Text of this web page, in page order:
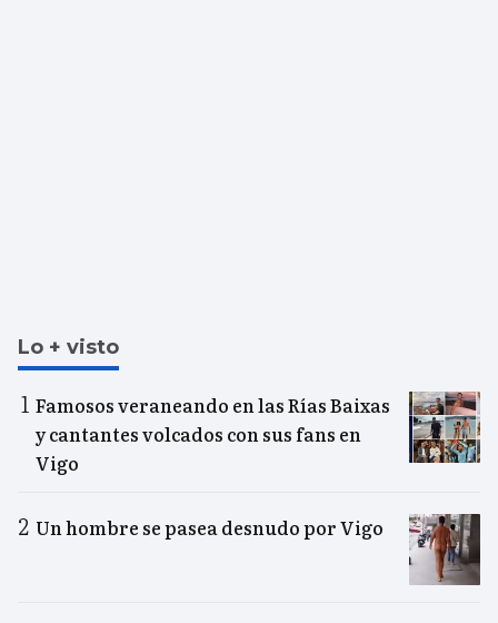
Lo + visto
Famosos veraneando en las Rías Baixas
y cantantes volcados con sus fans en
Vigo
Un hombre se pasea desnudo por Vigo